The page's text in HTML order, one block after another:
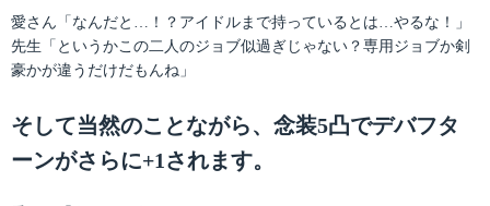
愛さん「なんだと…！？アイドルまで持っているとは…やるな！」
先生「というかこの二人のジョブ似過ぎじゃない？専用ジョブか剣
豪かが違うだけだもんね」
そして当然のことながら、念装5凸でデバフタ
ーンがさらに+1されます。